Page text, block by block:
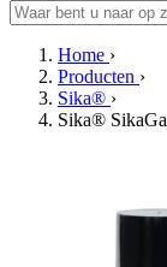
Home ›
Producten ›
Sika® ›
Sika®